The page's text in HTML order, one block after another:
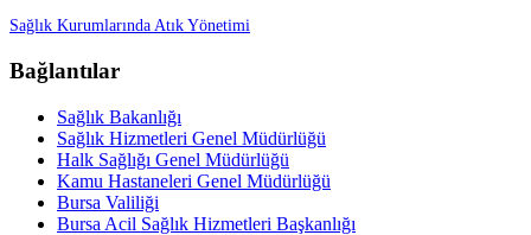
Sağlık Kurumlarında Atık Yönetimi
Bağlantılar
Sağlık Bakanlığı
Sağlık Hizmetleri Genel Müdürlüğü
Halk Sağlığı Genel Müdürlüğü
Kamu Hastaneleri Genel Müdürlüğü
Bursa Valiliği
Bursa Acil Sağlık Hizmetleri Başkanlığı